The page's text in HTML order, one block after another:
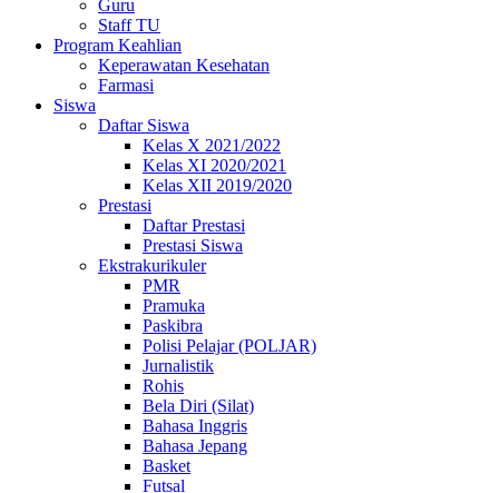
Guru
Staff TU
Program Keahlian
Keperawatan Kesehatan
Farmasi
Siswa
Daftar Siswa
Kelas X 2021/2022
Kelas XI 2020/2021
Kelas XII 2019/2020
Prestasi
Daftar Prestasi
Prestasi Siswa
Ekstrakurikuler
PMR
Pramuka
Paskibra
Polisi Pelajar (POLJAR)
Jurnalistik
Rohis
Bela Diri (Silat)
Bahasa Inggris
Bahasa Jepang
Basket
Futsal